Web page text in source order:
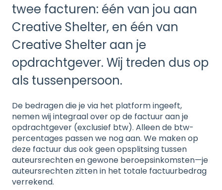
twee facturen: één van jou aan
Creative Shelter, en één van
Creative Shelter aan je
opdrachtgever. Wij treden dus op
als tussenpersoon.
De bedragen die je via het platform ingeeft,
nemen wij integraal over op de factuur aan je
opdrachtgever (exclusief btw). Alleen de btw-
percentages passen we nog aan. We maken op
deze factuur dus ook geen opsplitsing tussen
auteursrechten en gewone beroepsinkomsten—je
auteursrechten zitten in het totale factuurbedrag
verrekend.